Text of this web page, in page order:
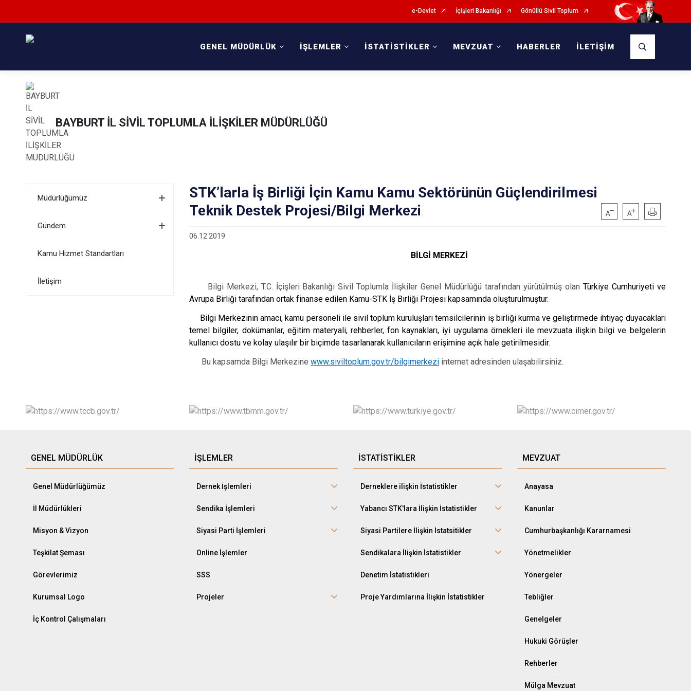
e-Devlet İçişleri Bakanlığı Gönüllü Sivil Toplum
GENEL MÜDÜRLÜK İŞLEMLER İSTATİSTİKLER MEVZUAT HABERLER İLETİŞİM
BAYBURT İL SİVİL TOPLUMLA İLİŞKİLER MÜDÜRLÜĞÜ
Müdürlüğümüz
Gündem
Kamu Hizmet Standartları
İletişim
STK’larla İş Birliği İçin Kamu Kamu Sektörünün Güçlendirilmesi
Teknik Destek Projesi/Bilgi Merkezi
06.12.2019
BİLGİ MERKEZİ
Bilgi Merkezi, T.C. İçişleri Bakanlığı Sivil Toplumla İlişkiler Genel Müdürlüğü tarafından yürütülmüş olan Türkiye Cumhuriyeti ve
Avrupa Birliği tarafından ortak finanse edilen Kamu-STK İş Birliği Projesi kapsamında oluşturulmuştur.
Bilgi Merkezinin amacı, kamu personeli ile sivil toplum kuruluşları temsilcilerinin iş birliği kurma ve geliştirmede ihtiyaç duyacakları
temel bilgiler, dokümanlar, eğitim materyali, rehberler, fon kaynakları, iyi uygulama örnekleri ile mevzuata ilişkin bilgi ve belgelerin
kullanıcı dostu ve kolay ulaşılır bir biçimde tasarlanarak kullanıcıların erişimine açık hale getirilmesidir.
Bu kapsamda Bilgi Merkezinewww.siviltoplum.gov.tr/bilgimerkezi internet adresinden ulaşabilirsiniz.
GENEL MÜDÜRLÜK
Genel Müdürlüğümüz
İl Müdürlükleri
Misyon & Vizyon
Teşkilat Şeması
Görevlerimiz
Kurumsal Logo
İç Kontrol Çalışmaları
İŞLEMLER
Dernek İşlemleri
Sendika İşlemleri
Siyasi Parti İşlemleri
Online İşlemler
SSS
Projeler
İSTATİSTİKLER
Derneklere ilişkin İstatistikler
Yabancı STK'lara İlişkin İstatistikler
Siyasi Partilere İlişkin İstatsitikler
Sendikalara İlişkin İstatistikler
Denetim İstatistikleri
Proje Yardımlarına İlişkin İstatistikler
MEVZUAT
Anayasa
Kanunlar
Cumhurbaşkanlığı Kararnamesi
Yönetmelikler
Yönergeler
Tebliğler
Genelgeler
Hukuki Görüşler
Rehberler
Mülga Mevzuat